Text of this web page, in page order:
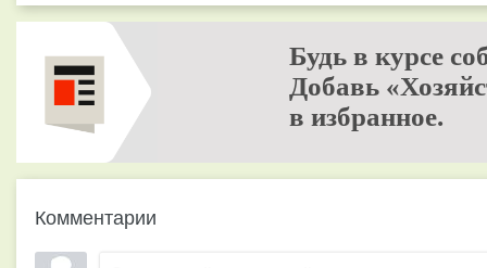
Будь в курсе
Добавь
в избранное.
Комментарии